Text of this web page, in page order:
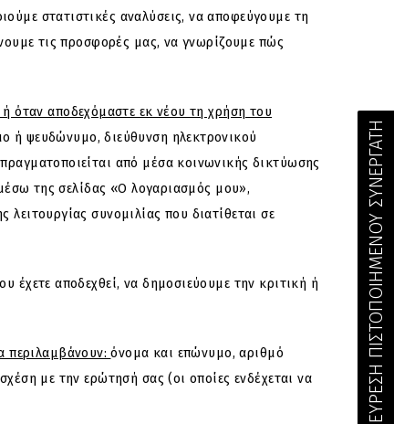
στατιστικές αναλύσεις, να αποφεύγουμε τη
τις προσφορές μας, να γνωρίζουμε πώς
όταν αποδεχόμαστε εκ νέου τη χρήση του
ή ψευδώνυμο, διεύθυνση ηλεκτρονικού
από μέσα κοινωνικής δικτύωσης
της σελίδας «Ο λογαριασμός μου»,
συνομιλίας που διατίθεται σε
αποδεχθεί, να δημοσιεύουμε την κριτική ή
περιλαμβάνουν:όνομα και επώνυμο, αριθμό
με την ερώτησή σας (οι οποίες ενδέχεται να
ΕΥΡΕΣΗ ΠΙΣΤΟΠΟΙΗΜΕΝΟΥ ΣΥΝΕΡΓΑΤΗ